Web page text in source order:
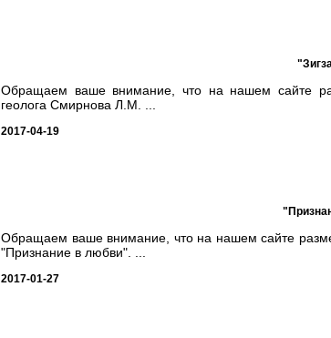
Обращаем ваше внимание, что на нашем сайте
геолога Смирнова Л.М. ...
2017-04-19
Обращаем ваше внимание, что на нашем сайте
"Признание в любви". ...
2017-01-27